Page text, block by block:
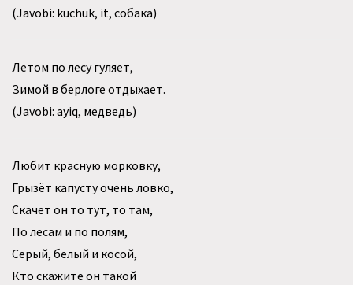
(Javobi: kuchuk, it, собака)
Летом по лесу гуляет,
Зимой в берлоге отдыхает.
(Javobi: ayiq, медведь)
Любит красную морковку,
Грызёт капусту очень ловко,
Скачет он то тут, то там,
По лесам и по полям,
Серый, белый и косой,
Кто скажите он такой